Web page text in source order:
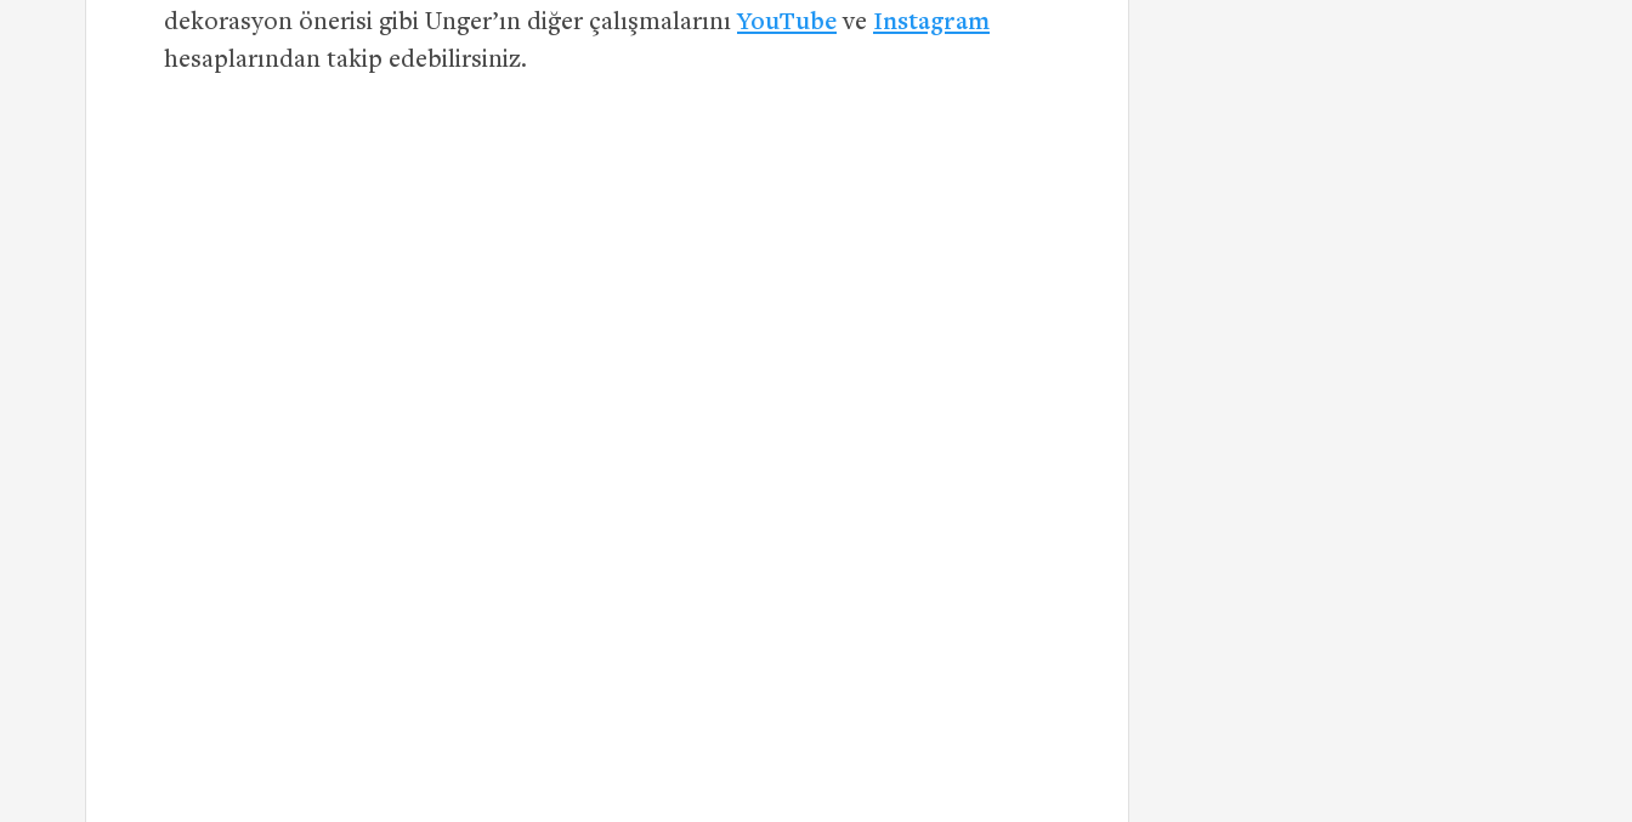
dekorasyon önerisi gibi Unger’ın diğer çalışmalarınıYouTubeve Instagram
hesaplarından takip edebilirsiniz.